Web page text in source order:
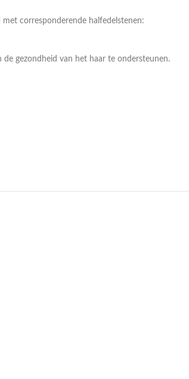
corresponderende halfedelstenen:
gezondheid van het haar te ondersteunen.